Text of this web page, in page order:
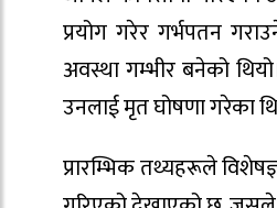
प्रयोग गरेर गर्भपतन
अवस्था गम्भीर बनेको
उनलाई मृत घोषणा गरेका
प्रारम्भिक तथ्यहरूले